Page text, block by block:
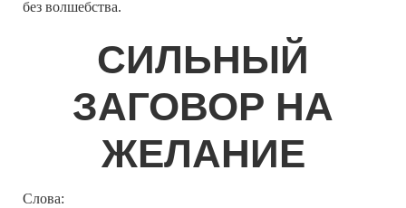
без волшебства.
СИЛЬНЫЙ
ЗАГОВОР НА
ЖЕЛАНИЕ
Слова: